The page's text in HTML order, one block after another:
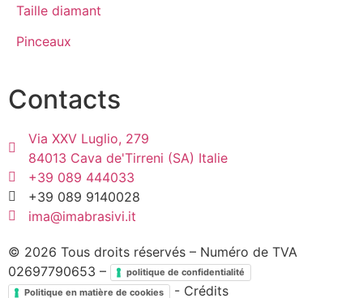
Taille diamant
Pinceaux
Contacts
Via XXV Luglio, 279
84013 Cava de'Tirreni (SA) Italie
+39 089 444033
+39 089 9140028
ima@imabrasivi.it
© 2026 Tous droits réservés – Numéro de TVA
02697790653 –
politique de confidentialité
Politique en matière de cookies
- Crédits